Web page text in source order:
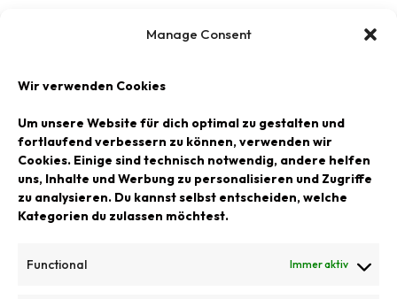
Manage Consent
Wir verwenden Cookies
Um unsere Website für dich optimal zu gestalten und
fortlaufend verbessern zu können, verwenden wir
Cookies. Einige sind technisch notwendig, andere helfen
uns, Inhalte und Werbung zu personalisieren und Zugriffe
zu analysieren. Du kannst selbst entscheiden, welche
Kategorien du zulassen möchtest.
Functional Immer aktiv
Halsketten
Armbänder
Ohrringe